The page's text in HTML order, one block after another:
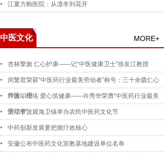
江夏方舱医院：从凛冬到花开
中医文化 MORE+
杏林擎旗 仁心护康——记“中医健康卫士”徐友江教授
闵繁君荣获“中医药行业最美劳动者”称号：三十余载仁心
行医，用
声波叩经络 爱心筑健康——许秀华荣膺“中医药行业最美
劳动者”
浙江宁波观海卫镇举办农民中医药文化节
中药创新发展要把握疗效核心
安徽公布中医药文化宣教基地建设单位名单